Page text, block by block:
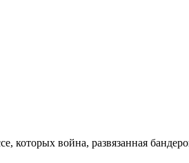
которых война, развязанная